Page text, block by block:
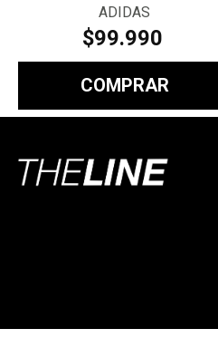
ADIDAS
$99.990
COMPRAR